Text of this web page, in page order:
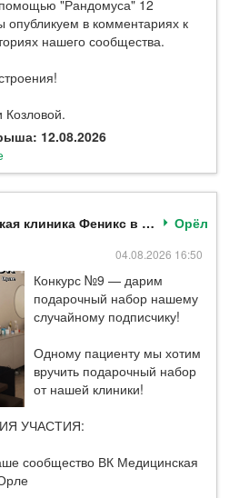
"Рандомуса" 12
опубликуем в комментариях к
нашего сообщества.
12.08.2026
Медицинская клиника Феникс в Орле Орёл
04.08.2026 16:50
Конкурс №9 — дарим
подарочный набор нашему
случайному подписчику!
Одному пациенту мы хотим
вручить подарочный набор
от нашей клиники!
УЧАСТИЯ:
сообщество ВК Медицинская